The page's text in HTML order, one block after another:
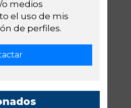
medios
el uso de mis
de perfiles.